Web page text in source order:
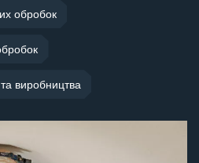
обробок
виробництва